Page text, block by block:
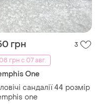
грн
3
грн с 07 авг.
One
сандалії 44 розмір
one